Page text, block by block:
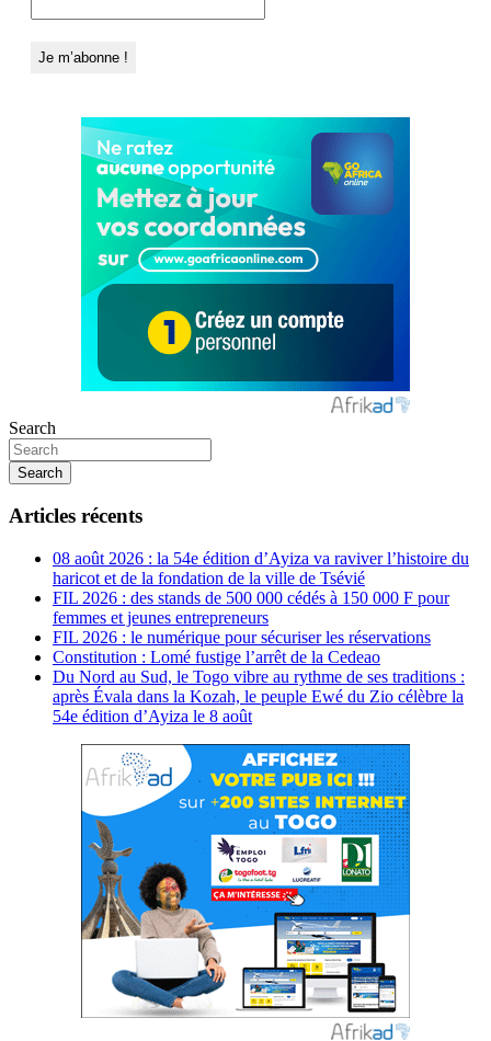
Search
Search
Articles récents
08 août 2026 : la 54e édition d’Ayiza va raviver l’histoire du
haricot et de la fondation de la ville de Tsévié
FIL 2026 : des stands de 500 000 cédés à 150 000 F pour
femmes et jeunes entrepreneurs
FIL 2026 : le numérique pour sécuriser les réservations
Constitution : Lomé fustige l’arrêt de la Cedeao
Du Nord au Sud, le Togo vibre au rythme de ses traditions :
après Évala dans la Kozah, le peuple Ewé du Zio célèbre la
54e édition d’Ayiza le 8 août